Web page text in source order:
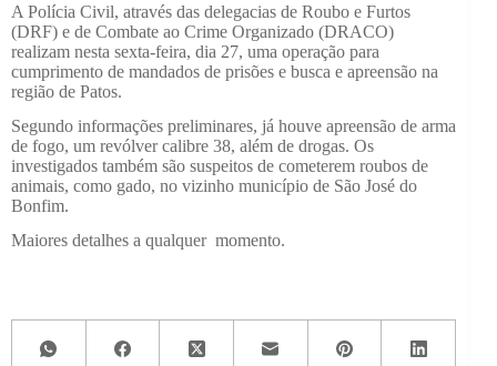
A Polícia Civil, através das delegacias de Roubo e Furtos
(DRF) e de Combate ao Crime Organizado (DRACO)
realizam nesta sexta-feira, dia 27, uma operação para
cumprimento de mandados de prisões e busca e apreensão na
região de Patos.
Segundo informações preliminares, já houve apreensão de arma
de fogo, um revólver calibre 38, além de drogas. Os
investigados também são suspeitos de cometerem roubos de
animais, como gado, no vizinho município de São José do
Bonfim.
Maiores detalhes a qualquer momento.